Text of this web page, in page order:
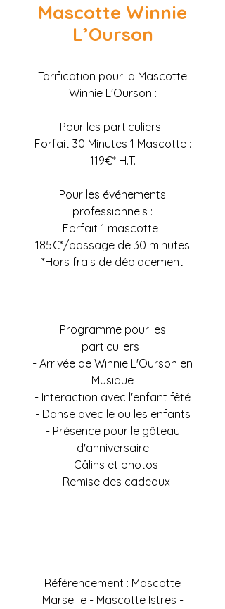
Mascotte Winnie
L’Ourson
Tarification pour la Mascotte
Winnie L'Ourson :
Pour les particuliers :
Forfait 30 Minutes 1 Mascotte :
119€* H.T.
Pour les événements
professionnels :
Forfait 1 mascotte :
185€*/passage de 30 minutes
*Hors frais de déplacement
Programme pour les
particuliers :
- Arrivée de Winnie L'Ourson en
Musique
- Interaction avec l'enfant fêté
- Danse avec le ou les enfants
- Présence pour le gâteau
d'anniversaire
- Câlins et photos
- Remise des cadeaux
Référencement : Mascotte
Marseille - Mascotte Istres -